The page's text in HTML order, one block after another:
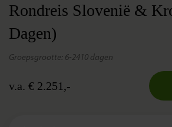
Rondreis Slovenië &
Dagen)
v.a. € 2.251,-
groepsgrootte: 6-24 10 dagen